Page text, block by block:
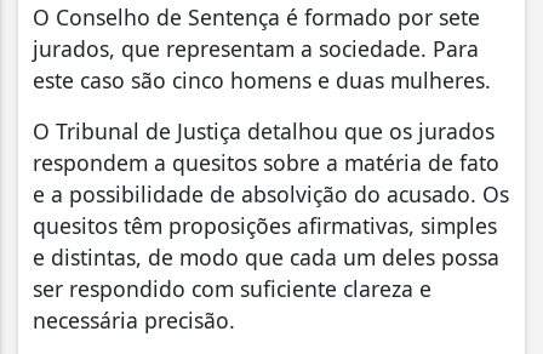
O Conselho de Sentença é formado por sete
jurados, que representam a sociedade. Para
este caso são cinco homens e duas mulheres.
O Tribunal de Justiça detalhou que os jurados
respondem a quesitos sobre a matéria de fato
e a possibilidade de absolvição do acusado. Os
quesitos têm proposições afirmativas, simples
e distintas, de modo que cada um deles possa
ser respondido com suficiente clareza e
necessária precisão.